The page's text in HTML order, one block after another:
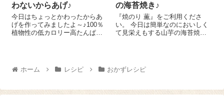
わないからあげ♪
今日はちょっとかわったからあ
げを作ってみましたよ～♪100％
植物性の低カロリー高たんぱく
大さじ1、しょうがのしぼり汁
小さじ1/2をもみこんでしば...
の海苔焼き♪
『焼のり 薫』をご利用くださ
い。 今日は簡単なのにおいしく
て見栄えもする山芋の海苔焼き
らいのものを皮をむいてすりお
ろ...
ホーム レシピ おかずレシピ